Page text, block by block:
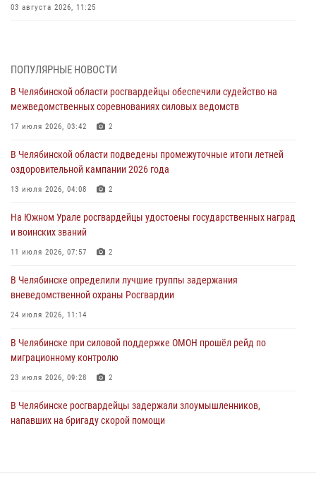
03 августа 2026, 11:25
03 августа 2026, 09:22 1
Авиация Росгвардии совершила более 250 санитарных вылетов в
Донецкой Народной Республике
31 июля 2026, 11:33
Росгвардия обеспечивает безопасность граждан на южном
направлении
31 июля 2026, 11:32
В Уральском округе Росгвардии состоялось заседание
оперативного штаба
30 июля 2026, 10:53
ПОПУЛЯРНЫЕ НОВОСТИ
В Челябинской области росгвардейцы обеспечили судейство на
межведомственных соревнованиях силовых ведомств
17 июля 2026, 03:42 2
В Челябинской области подведены промежуточные итоги летней
оздоровительной кампании 2026 года
13 июля 2026, 04:08 2
На Южном Урале росгвардейцы удостоены государственных наград
и воинских званий
11 июля 2026, 07:57 2
В Челябинске определили лучшие группы задержания
вневедомственной охраны Росгвардии
24 июля 2026, 11:14
В Челябинске при силовой поддержке ОМОН прошёл рейд по
миграционному контролю
23 июля 2026, 09:28 2
В Челябинске росгвардейцы задержали злоумышленников,
напавших на бригаду скорой помощи